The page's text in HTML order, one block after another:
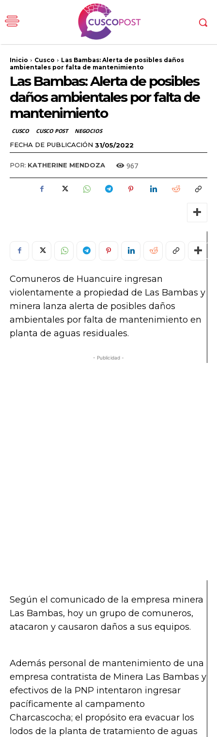
Inicio Cusco
Las Bambas: Alerta de posibles daños
ambientales por falta de mantenimiento
Las Bambas: Alerta de posibles
daños ambientales por falta de
mantenimiento
CUSCO CUSCO POST NEGOCIOS
FECHA DE PUBLICACIÓN 31/05/2022
POR: KATHERINE MENDOZA 967
Comuneros de Huancuire ingresan
violentamente a propiedad de Las Bambas y
minera lanza alerta de posibles daños
ambientales por falta de mantenimiento en
planta de aguas residuales.
- Publicidad -
Según el comunicado de la empresa minera
Las Bambas, hoy un grupo de comuneros,
atacaron y causaron daños a sus equipos.
Además personal de mantenimiento de una
empresa contratista de Minera Las Bambas y
efectivos de la PNP intentaron ingresar
pacíficamente al campamento
Charcascocha; el propósito era evacuar los
lodos de la planta de tratamiento de aguas